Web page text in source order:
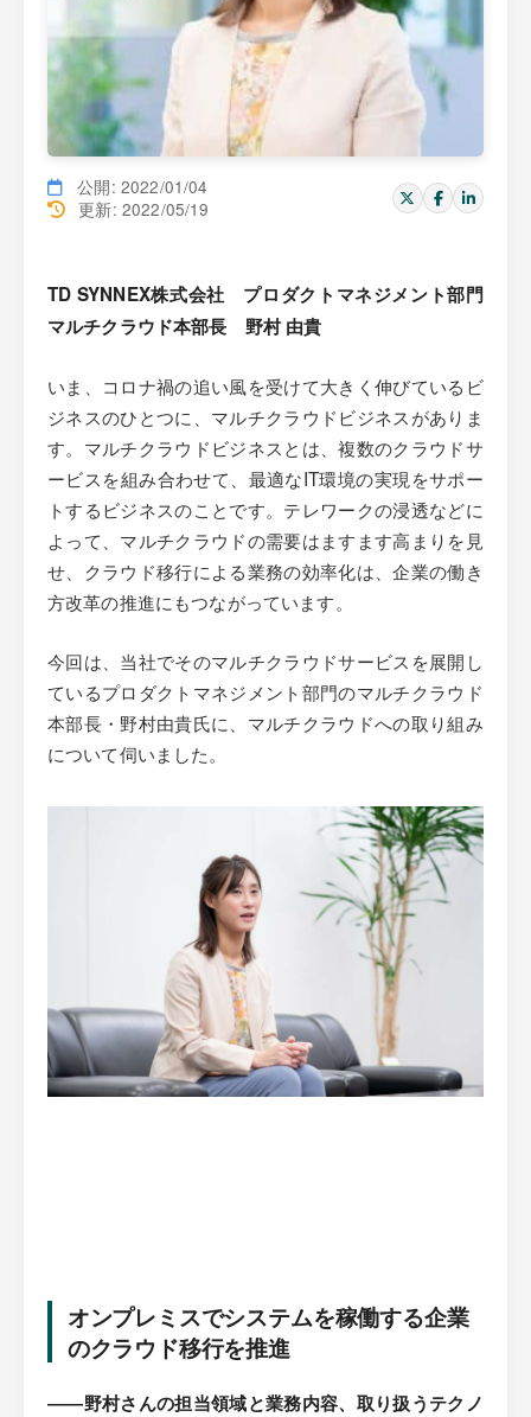
公開: 2022/01/04
更新: 2022/05/19
TD SYNNEX株式会社 プロダクトマネジメント部門
マルチクラウド本部長 野村 由貴
いま、コロナ禍の追い風を受けて大きく伸びているビ
ジネスのひとつに、マルチクラウドビジネスがありま
す。マルチクラウドビジネスとは、複数のクラウドサ
ービスを組み合わせて、最適なIT環境の実現をサポー
トするビジネスのことです。テレワークの浸透などに
よって、マルチクラウドの需要はますます高まりを見
せ、クラウド移行による業務の効率化は、企業の働き
方改革の推進にもつながっています。
今回は、当社でそのマルチクラウドサービスを展開し
ているプロダクトマネジメント部門のマルチクラウド
本部長・野村由貴氏に、マルチクラウドへの取り組み
について伺いました。
オンプレミスでシステムを稼働する企業
のクラウド移行を推進
――野村さんの担当領域と業務内容、取り扱うテクノ